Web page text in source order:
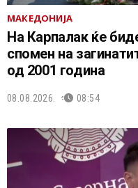
МАКЕДОНИЈА
На Карпалак ќе
спомен на
од 2001 година
08.08.2026. 08:54